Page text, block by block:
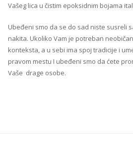
Vašeg lica u čistim epoksidnim bojama
Ubeđeni smo da se do sad niste susreli
nakita. Ukoliko Vam je potreban
konteksta, a u sebi ima spoj tradicije i
pravom mestu I ubeđeni smo da ćete
Vaše drage osobe.